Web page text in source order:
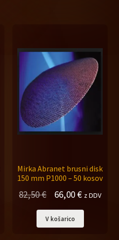
Mirka Abranet brusni disk
150 mm P1000 – 50 kosov
82,50€
Izvirna
cena
je
66,00 €Trenutna
cena
je:
z DDV
V košarico